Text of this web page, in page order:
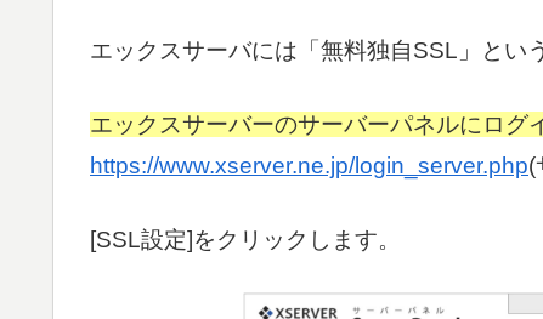
エックスサーバには「無料独自SSL」とい
エックスサーバーのサーバーパネルにログ
https://www.xserver.ne.jp/login_server.php(
[SSL設定]をクリックします。